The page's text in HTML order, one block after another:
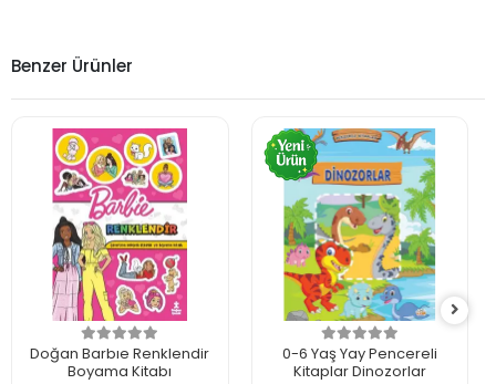
Benzer Ürünler
Doğan Barbıe Renklendir
Boyama Kitabı
0-6 Yaş Yay Pencereli
Kitaplar Dinozorlar